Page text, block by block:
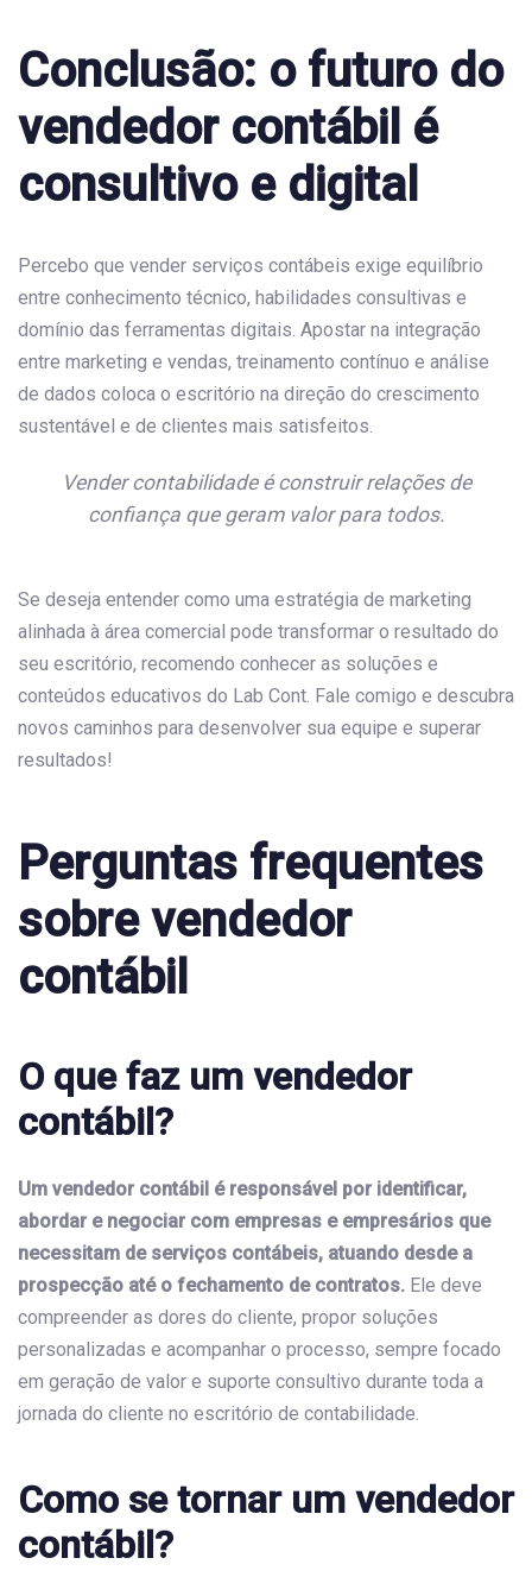
Conclusão: o futuro do
vendedor contábil é
consultivo e digital
Percebo que vender serviços contábeis exige equilíbrio
entre conhecimento técnico, habilidades consultivas e
domínio das ferramentas digitais. Apostar na integração
entre marketing e vendas, treinamento contínuo e análise
de dados coloca o escritório na direção do crescimento
sustentável e de clientes mais satisfeitos.
Vender contabilidade é construir relações de
confiança que geram valor para todos.
Se deseja entender como uma estratégia de marketing
alinhada à área comercial pode transformar o resultado do
seu escritório, recomendo conhecer as soluções e
conteúdos educativos do Lab Cont. Fale comigo e descubra
novos caminhos para desenvolver sua equipe e superar
resultados!
Perguntas frequentes
sobre vendedor
contábil
O que faz um vendedor
contábil?
Um vendedor contábil é responsável por identificar,
abordar e negociar com empresas e empresários que
necessitam de serviços contábeis, atuando desde a
prospecção até o fechamento de contratos. Ele deve
compreender as dores do cliente, propor soluções
personalizadas e acompanhar o processo, sempre focado
em geração de valor e suporte consultivo durante toda a
jornada do cliente no escritório de contabilidade.
Como se tornar um vendedor
contábil?